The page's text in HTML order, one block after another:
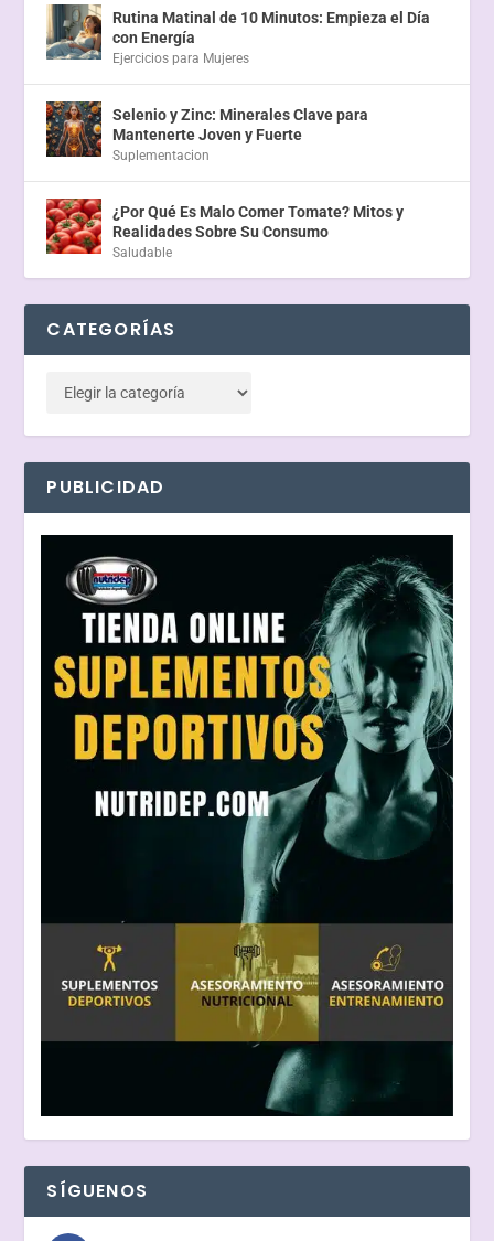
Rutina Matinal de 10 Minutos: Empieza el Día
con Energía
Ejercicios para Mujeres
Selenio y Zinc: Minerales Clave para
Mantenerte Joven y Fuerte
Suplementacion
¿Por Qué Es Malo Comer Tomate? Mitos y
Realidades Sobre Su Consumo
Saludable
CATEGORÍAS
PUBLICIDAD
SÍGUENOS